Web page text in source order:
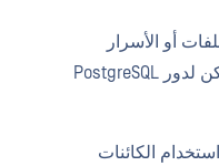
أو الأسرار
الموجودة في قاعدة البيانات والتي يمكن لدور PostgreSQL
الكائنات